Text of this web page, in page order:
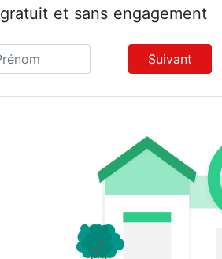
et sans engagement
Suivant